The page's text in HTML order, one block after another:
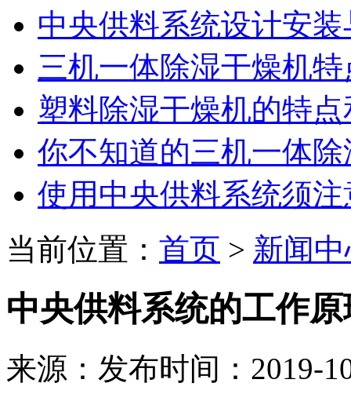
中央供料系统设计安
三机一体除湿干燥机特
塑料除湿干燥机的特
你不知道的三机一体
使用中央供料系统须
当前位置： 首页 > 新闻
中央供料系统的工作原
来源： 发布时间：2019-